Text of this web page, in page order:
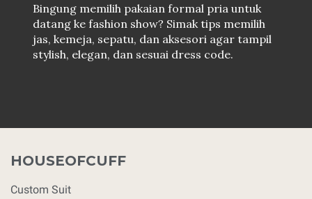
Bingung memilih pakaian formal pria untuk
datang ke fashion show? Simak tips memilih
jas, kemeja, sepatu, dan aksesori agar tampil
stylish, elegan, dan sesuai dress code.
HOUSEOFCUFF
Custom Suit